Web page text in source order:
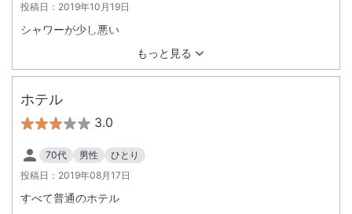
投稿日： 2019年10月19日
もっと見る
シャワーが少し悪い
ホテル
3.0
70代 男性
ひとり
投稿日： 2019年08月17日
すべて普通のホテル